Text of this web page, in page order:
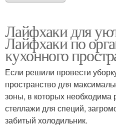
Лайфхаки для
Лайфхаки по
кухонного
Если решили провести
пространство для
зоны, в которых
стеллажи для специй,
забитый холодильник.